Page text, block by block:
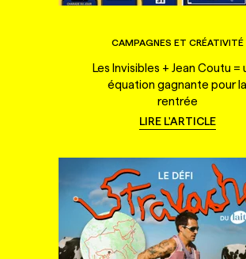
CAMPAGNES ET CRÉATIVITÉ
Les Invisibles + Jean Coutu =
équation gagnante pour la
rentrée
LIRE L'ARTICLE